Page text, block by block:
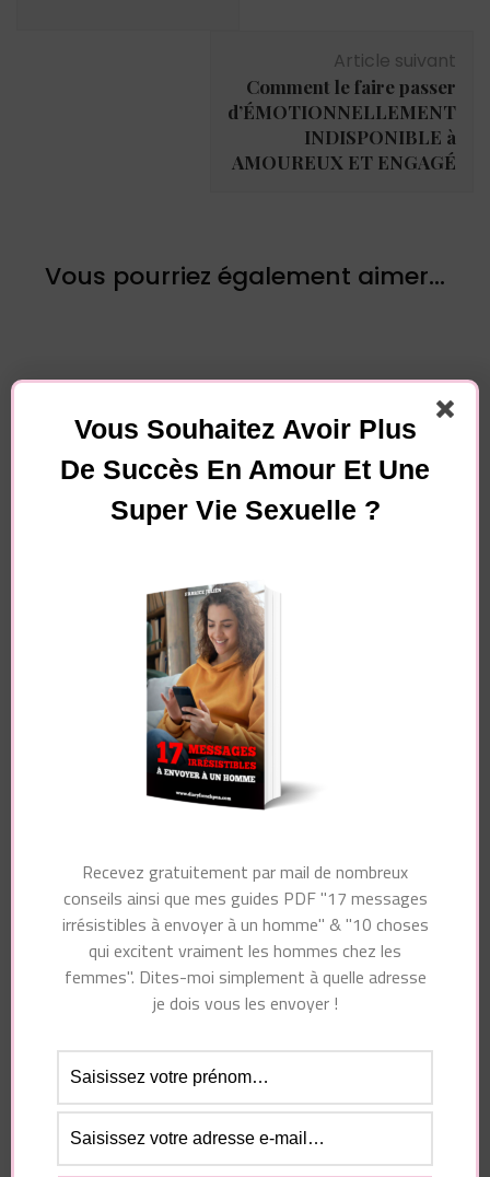
Article suivant
Comment le faire passer
d’ÉMOTIONNELLEMENT
INDISPONIBLE à
AMOUREUX ET ENGAGÉ
Vous pourriez également aimer...
Laisser un commentaire
E-mail*
Enregistrer mon nom, mon e-mail et mon site dans
Vous Souhaitez Avoir Plus
De Succès En Amour Et Une
Super Vie Sexuelle ?
Recevez gratuitement par mail de nombreux
conseils ainsi que mes guides PDF "17 messages
irrésistibles à envoyer à un homme" & "10 choses
qui excitent vraiment les hommes chez les
femmes". Dites-moi simplement à quelle adresse
je dois vous les envoyer !